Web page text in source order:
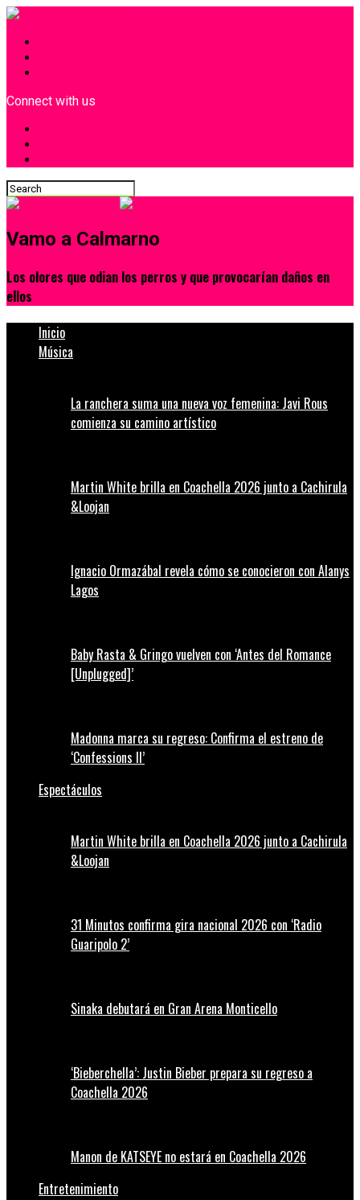
Connect with us
Vamo a Calmarno
Los olores que odian los perros y que provocarían daños en
ellos
Inicio
Música
La ranchera suma una nueva voz femenina: Javi Rous
comienza su camino artístico
Martin White brilla en Coachella 2026 junto a Cachirula
&Loojan
Ignacio Ormazábal revela cómo se conocieron con Alanys
Lagos
Baby Rasta & Gringo vuelven con ‘Antes del Romance
[Unplugged]’
Madonna marca su regreso: Confirma el estreno de
‘Confessions II’
Espectáculos
Martin White brilla en Coachella 2026 junto a Cachirula
&Loojan
31 Minutos confirma gira nacional 2026 con ‘Radio
Guaripolo 2’
Sinaka debutará en Gran Arena Monticello
‘Bieberchella’: Justin Bieber prepara su regreso a
Coachella 2026
Manon de KATSEYE no estará en Coachella 2026
Entretenimiento